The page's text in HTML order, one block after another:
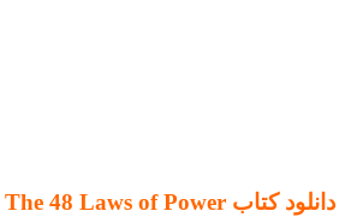
دانلود کتاب The 48 Laws of Power